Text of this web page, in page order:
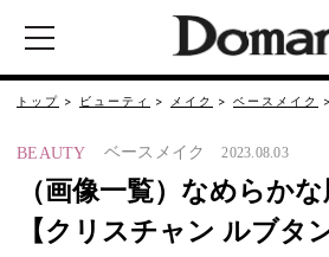
トップ ビューティ メイク ベースメイク
BEAUTY ベースメイク 2023.08.03
（画像一覧）なめらか
【クリスチャン ルブタ